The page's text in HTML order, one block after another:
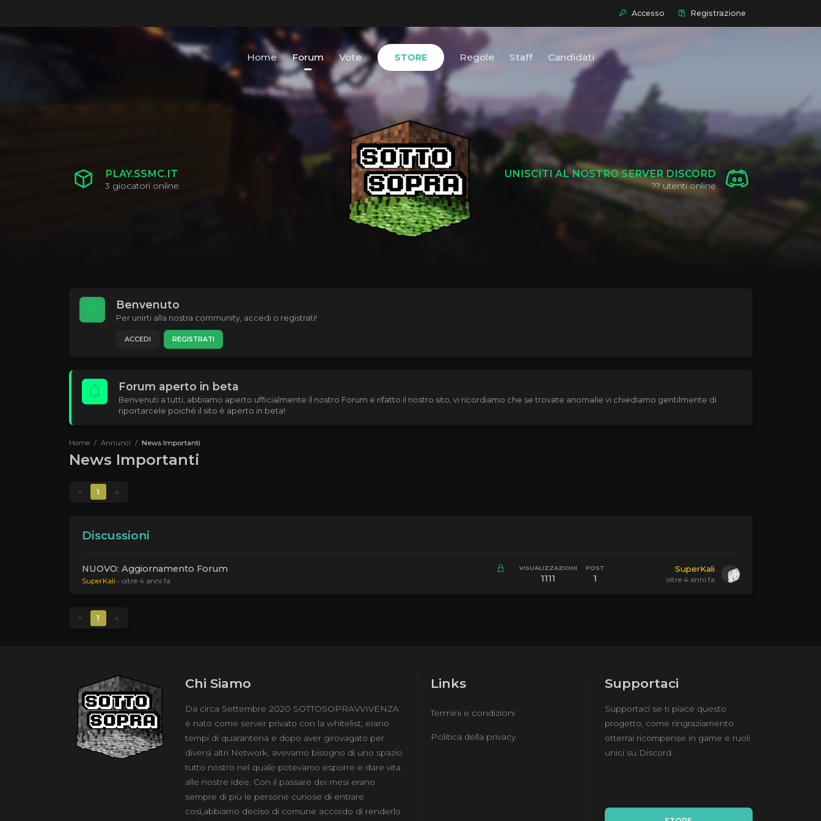
Accesso Registrazione
Home Forum Vote STORE Regole Staff Candidati
PLAY.SSMC.IT
3 giocatori online
UNISCITI AL NOSTRO SERVER DISCORD
?? utenti online
Benvenuto
Per unirti alla nostra community, accedi o registrati!
ACCEDI REGISTRATI
Forum aperto in beta
Benvenuti a tutti, abbiamo aperto ufficialmente il nostro Forum e rifatto il nostro sito, vi ricordiamo che se trovate anomalie vi chiediamo gentilmente di
riportarcele poiché il sito è aperto in beta!
Home Annunci News Importanti
News Importanti
« 1 »
Discussioni
NUOVO: Aggiornamento Forum
SuperKali • oltre 4 anni fa
VISUALIZZAZIONI
1111
POST
1
SuperKali
oltre 4 anni fa
« 1 »
Chi Siamo
Da circa Settembre 2020 SOTTOSOPRAVVIVENZA
è nato come server privato con la whitelist, erano
tempi di quarantena e dopo aver girovagato per
diversi altri Network, avevamo bisogno di uno spazio
tutto nostro nel quale potevamo esporre e dare vita
alle nostre idee. Con il passare dei mesi erano
sempre di più le persone curiose di entrare
così,abbiamo deciso di comune accordo di renderlo
Links
Termini e condizioni
Politica della privacy
Supportaci
Supportaci se ti piace questo
progetto, come ringraziamento
otterrai ricompense in game e ruoli
unici su Discord.